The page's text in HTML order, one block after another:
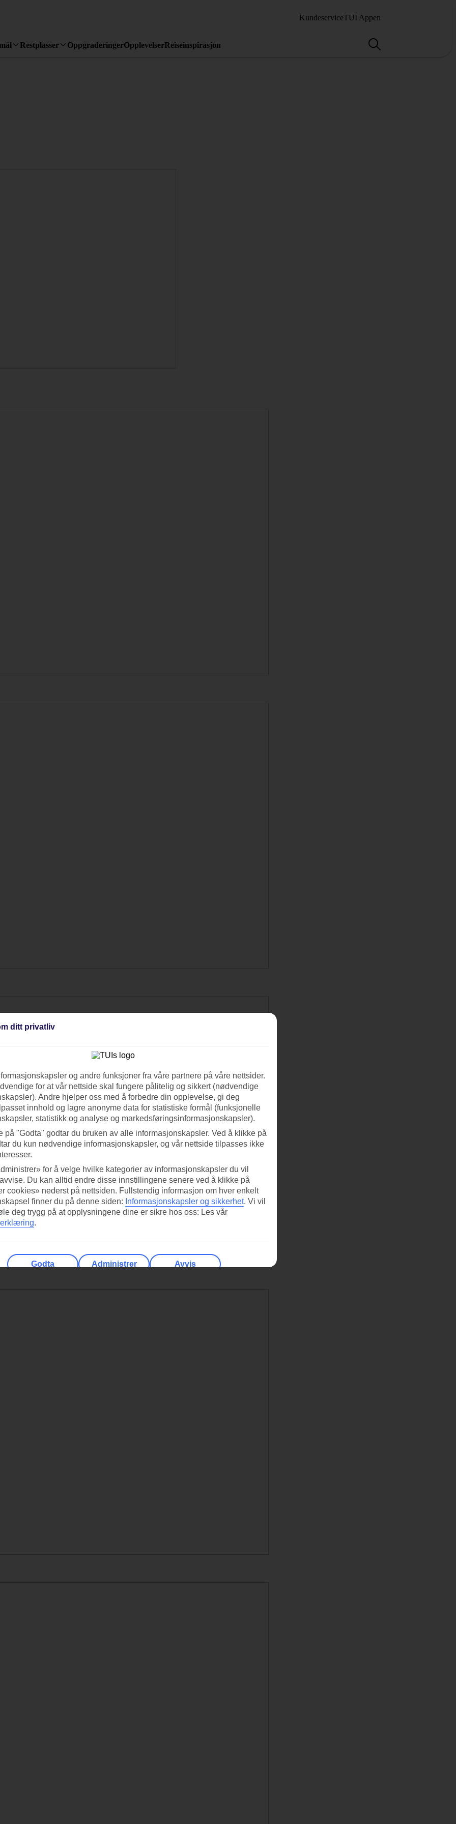
KundeserviceTUI Appen
Restplasser OppgraderingerOpplevelserReiseinspirasjon
ditt privatliv
og andre funksjoner fra våre partnere på våre nettsider.
for at vår nettside skal fungere pålitelig og sikkert (nødvendige
Andre hjelper oss med å forbedre din opplevelse, gi deg
innhold og lagre anonyme data for statistiske formål (funksjonelle
statistikk og analyse og markedsføringsinformasjonskapsler).
på "Godta" godtar du bruken av alle informasjonskapsler. Ved å klikke på
du kun nødvendige informasjonskapsler, og vår nettside tilpasses ikke
for å velge hvilke kategorier av informasjonskapsler du vil
Du kan alltid endre disse innstillingene senere ved å klikke på
cookies» nederst på nettsiden. Fullstendig informasjon om hver enkelt
finner du på denne siden: Informasjonskapsler og sikkerhet. Vi vil
deg trygg på at opplysningene dine er sikre hos oss: Les vår
.
Godta Administrer Avvis